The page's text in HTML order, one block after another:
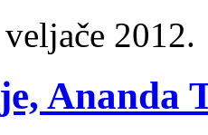
2012.
Ananda